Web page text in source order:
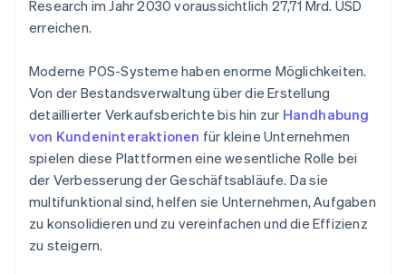
Research im Jahr 2030 voraussichtlich 27,71 Mrd. USD
erreichen.
Moderne POS-Systeme haben enorme Möglichkeiten.
Von der Bestandsverwaltung über die Erstellung
detaillierter Verkaufsberichte bis hin zur Handhabung
von Kundeninteraktionen für kleine Unternehmen
spielen diese Plattformen eine wesentliche Rolle bei
der Verbesserung der Geschäftsabläufe. Da sie
multifunktional sind, helfen sie Unternehmen, Aufgaben
zu konsolidieren und zu vereinfachen und die Effizienz
zu steigern.